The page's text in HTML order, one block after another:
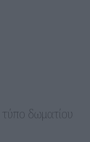
τύπο δωματίου